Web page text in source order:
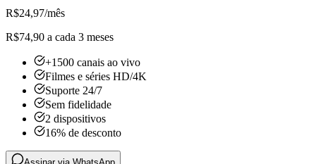
R$24,97/mês
R$74,90 a cada 3 meses
+1500 canais ao vivo
Filmes e séries HD/4K
Suporte 24/7
Sem fidelidade
2 dispositivos
16% de desconto